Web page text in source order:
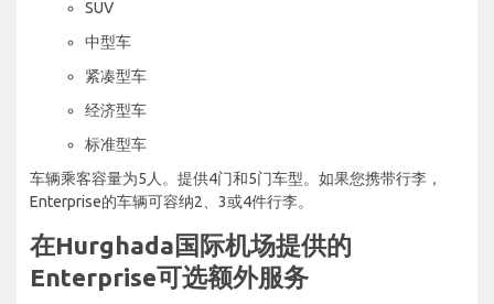
SUV
中型车
紧凑型车
经济型车
标准型车
车辆乘客容量为5人。提供4门和5门车型。如果您携带行李，
Enterprise的车辆可容纳2、3或4件行李。
在Hurghada国际机场提供的
Enterprise可选额外服务